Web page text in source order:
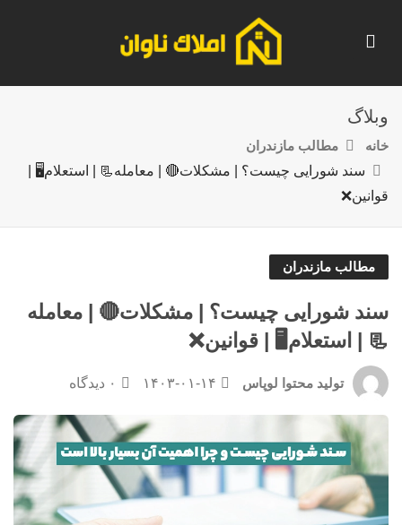
وبلاگ
خانه
مطالب مازندران
سند شورایی چیست؟ | مشکلات🔴 | معامله📃 | استعلام🖥️ |
قوانین❌
مطالب مازندران
سند شورایی چیست؟ | مشکلات🔴 | معامله
📃 | استعلام🖥️ | قوانین❌
تولید محتوا لوپاس ۱۴۰۳-۰۱-۱۴ ۰ دیدگاه